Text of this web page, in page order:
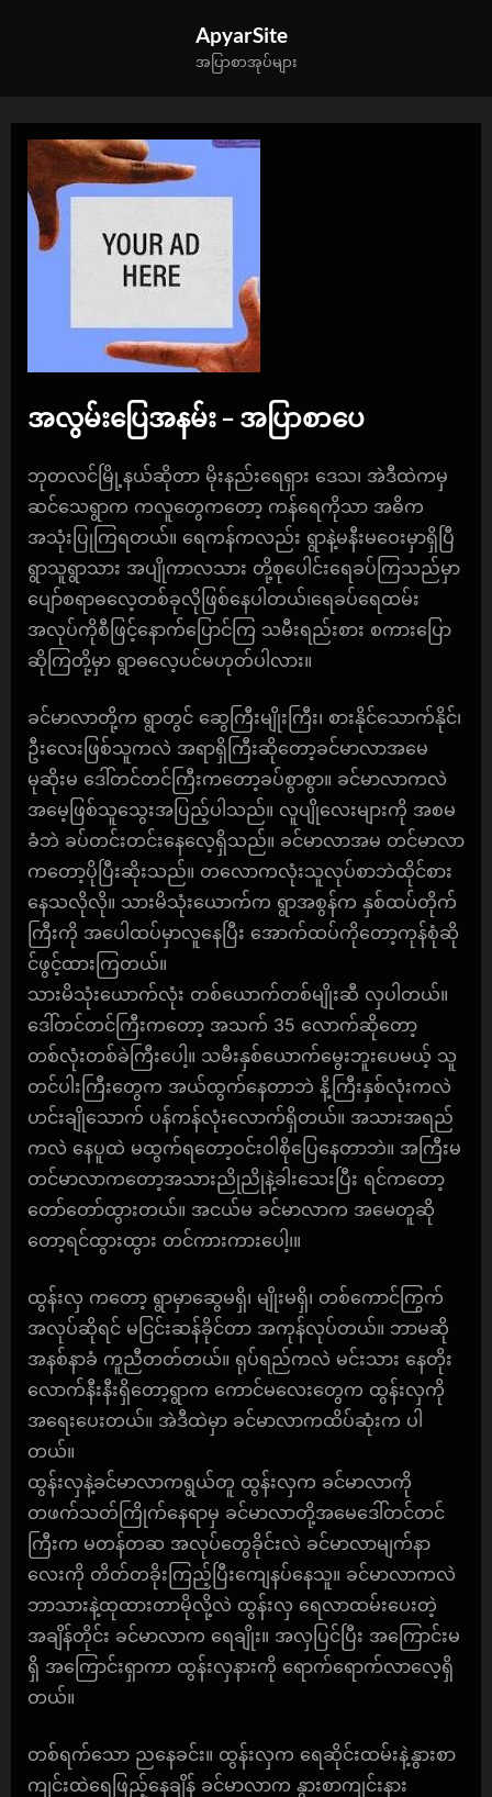
ApyarSite
အပြာစာအုပ်များ
အလွမ်းပြေအနမ်း – အပြာစာပေ
Posted
on
October 15, 2024
apyarkg
ဘုတလင်မြို့နယ်ဆိုတာ မိုးနည်းရေရှား ဒေသ၊ အဲဒီထဲကမှ
ဆင်သေရွာက ကလူတွေကတော့ ကန်ရေကိုသာ အဓိက
အသုံးပြုကြရတယ်။ ရေကန်ကလည်း ရွာနဲ့မနီးမဝေးမှာရှိပြီ
ရွာသူရွာသား အပျိုကာလသား တို့စုပေါင်းရေခပ်ကြသည်မှာ
ပျော်စရာဓလေ့တစ်ခုလိုဖြစ်နေပါတယ်၊ရေခပ်ရေထမ်း
အလုပ်ကိုစီဖြင့်နောက်ပြောင်ကြ သမီးရည်းစား စကားပြော
ဆိုကြတို့မှာ ရွာဓလေ့ပင်မဟုတ်ပါလား။
ခင်မာလာတို့က ရွာတွင် ဆွေကြီးမျိုးကြီး၊ စားနိုင်သောက်နိုင်၊
ဦးလေးဖြစ်သူကလဲ အရာရှိကြီးဆိုတော့ခင်မာလာအမေ
မုဆိုးမ ဒေါ်တင်တင်ကြီးကတော့ခပ်စွာစွာ။ ခင်မာလာကလဲ
အမေ့ဖြစ်သူသွေးအပြည့်ပါသည်။ လူပျိုလေးများကို အစမ
ခံဘဲ ခပ်တင်းတင်းနေလေ့ရှိသည်။ ခင်မာလာအမ တင်မာလာ
ကတော့ပိုပြီးဆိုးသည်။ တလောကလုံးသူလုပ်စာဘဲထိုင်စား
နေသလိုလို။ သားမိသုံးယောက်က ရွာအစွန်က နှစ်ထပ်တိုက်
ကြီးကို အပေါထပ်မှာလူနေပြီး အောက်ထပ်ကိုတော့ကုန်စုံဆို
င်ဖွင့်ထားကြတယ်။
သားမိသုံးယောက်လုံး တစ်ယောက်တစ်မျိုးဆီ လှပါတယ်။
ဒေါ်တင်တင်ကြီးကတော့ အသက် 35 လောက်ဆိုတော့
တစ်လုံးတစ်ခဲကြီးပေါ့။ သမီးနှစ်ယောက်မွေးဘူးပေမယ့် သူ
တင်ပါးကြီးတွေက အယ်ထွက်နေတာဘဲ နိ့ကြီးနှစ်လုံးကလဲ
ဟင်းချိုသောက် ပန်ကန်လုံးလောက်ရှိတယ်။ အသားအရည်
ကလဲ နေပူထဲ မထွက်ရတော့ဝင်းဝါစိုပြေနေတာဘဲ။ အကြီးမ
တင်မာလာကတော့အသားညိုညိုနဲ့ခါးသေးပြီး ရင်ကတော့
တော်တော်ထွားတယ်။ အငယ်မ ခင်မာလာက အမေတူဆို
တော့ရင်ထွားထွား တင်ကားကားပေါ့၊။
ထွန်းလှ ကတော့ ရွာမှာဆွေမရှိ၊ မျိုးမရှိ၊ တစ်ကောင်ကြွက်
အလုပ်ဆိုရင် မငြင်းဆန်ခိုင်တာ အကုန်လုပ်တယ်။ ဘာမဆို
အနစ်နာခံ ကူညီတတ်တယ်။ ရုပ်ရည်ကလဲ မင်းသား နေတိုး
လောက်နီးနီးရှိတော့ရွာက ကောင်မလေးတွေက ထွန်းလှကို
အရေးပေးတယ်။ အဲဒီထဲမှာ ခင်မာလာကထိပ်ဆုံးက ပါ
တယ်။
ထွန်းလှနဲ့ခင်မာလာကရွယ်တူ ထွန်းလှက ခင်မာလာကို
တဖက်သတ်ကြိုက်နေရာမှ ခင်မာလာတို့အမေဒေါ်တင်တင်
ကြီးက မတန်တဆ အလုပ်တွေခိုင်းလဲ ခင်မာလာမျက်နာ
လေးကို တိတ်တခိုးကြည့်ပြီးကျေနပ်နေသူ။ ခင်မာလာကလဲ
ဘာသားနဲ့ထုထားတာမိုလို့လဲ ထွန်းလှ ရေလာထမ်းပေးတဲ့
အချိန်တိုင်း ခင်မာလာက ရေချိုး။ အလှပြင်ပြီး အကြောင်းမ
ရှိ အကြောင်းရှာကာ ထွန်းလှနားကို ရောက်ရောက်လာလေ့ရှိ
တယ်။
တစ်ရက်သော ညနေခင်း။ ထွန်းလှက ရေဆိုင်းထမ်းနဲ့နွားစာ
ကျင်းထဲရေဖြည့်နေချိန် ခင်မာလာက နွားစာကျင်းနား